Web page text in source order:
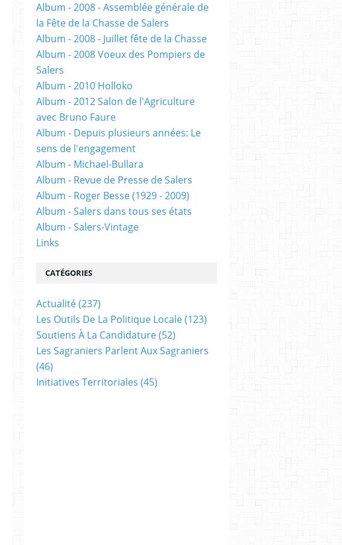
Album - 2008 - Assemblée générale de
la Fête de la Chasse de Salers
Album - 2008 - Juillet fête de la Chasse
Album - 2008 Voeux des Pompiers de
Salers
Album - 2010 Holloko
Album - 2012 Salon de l'Agriculture
avec Bruno Faure
Album - Depuis plusieurs années: Le
sens de l'engagement
Album - Michael-Bullara
Album - Revue de Presse de Salers
Album - Roger Besse (1929 - 2009)
Album - Salers dans tous ses états
Album - Salers-Vintage
Links
CATÉGORIES
Actualité(237)
Les Outils De La Politique Locale(123)
Soutiens À La Candidature(52)
Les Sagraniers Parlent Aux Sagraniers
(46)
Initiatives Territoriales (45)